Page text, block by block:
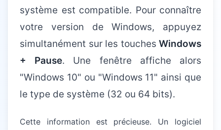
système est compatible. Pour connaître
votre version de Windows, appuyez
simultanément sur les touches Windows
+ Pause. Une fenêtre affiche alors
"Windows 10" ou "Windows 11" ainsi que
le type de système (32 ou 64 bits).
Cette information est précieuse. Un logiciel